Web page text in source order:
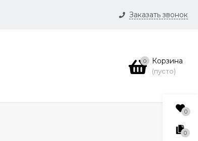
Заказать звонок
0 Корзина
(пусто)
0
0